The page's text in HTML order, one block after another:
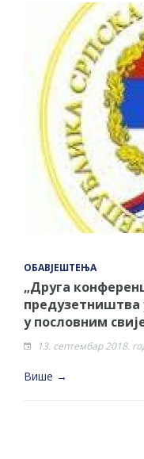
ОБАВЈЕШТЕЊА
„Друга
предузетништва
у пословним
13. септембар 2018.
Више →